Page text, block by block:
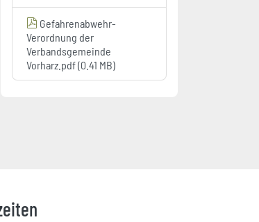
Gefahrenabwehr-
Verordnung der
Verbandsgemeinde
Vorharz.pdf (0.41 MB)